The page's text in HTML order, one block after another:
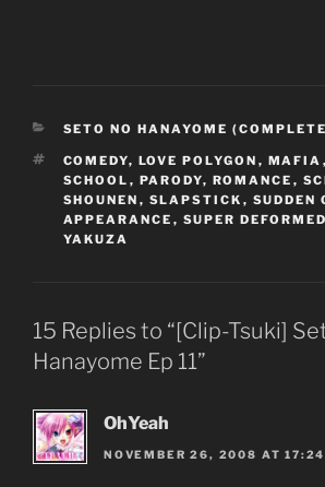
CATEGORIES
SETO NO HANAYOME
TAGS
COMEDY, LOVE POLYGON , MAFIA ,
SCHOOL , PARODY, ROMANCE ,
SHOUNEN , SLAPSTICK , SUDDEN
APPEARANCE , SUPER DEFORMED
YAKUZA
15 Replies to “[Clip-Tsuki]
Hanayome Ep 11”
OhYeah
NOVEMBER 26, 2008 AT 17:24